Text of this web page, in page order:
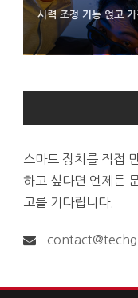
시력 조정 기능 얹고
D램 부족에 10억달
300~400달
스마트 장치를 직접
하고 싶다면 언제든
고를 기다립니다.